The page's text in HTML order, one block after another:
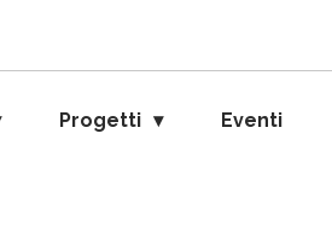
Progetti Eventi